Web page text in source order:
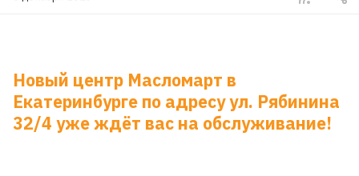
Новый центр Масломарт в
Екатеринбурге по адресу ул. Рябинина
32/4 уже ждёт вас на обслуживание!